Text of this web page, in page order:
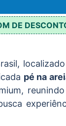
DE
pé na